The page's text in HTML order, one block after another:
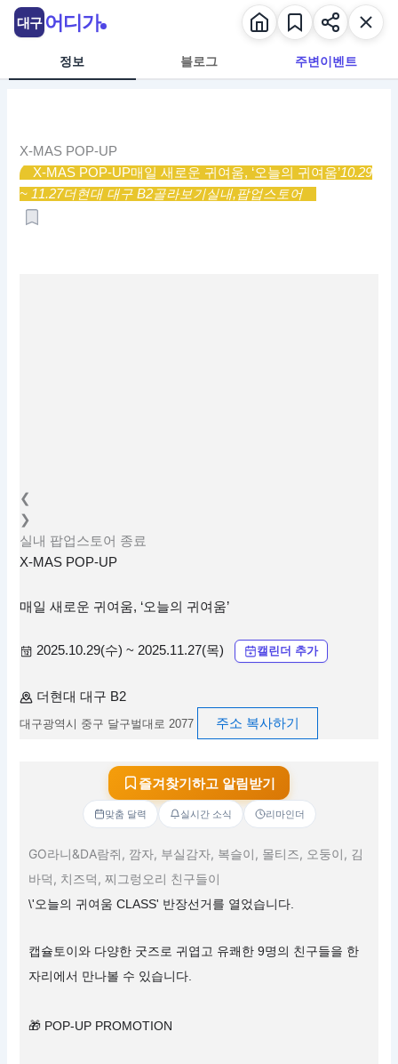
정보 블로그 주변이벤트
X-MAS POP-UP
X-MAS POP-UP매일 새로운 귀여움, ‘오늘의 귀여움’10.29
~ 11.27더현대 대구 B2골라보기실내,팝업스토어
❮
❯
실내 팝업스토어 종료
X-MAS POP-UP
매일 새로운 귀여움, ‘오늘의 귀여움’
2025.10.29(수) ~ 2025.11.27(목) 캘린더 추가
더현대 대구 B2
대구광역시 중구 달구벌대로 2077 주소 복사하기
즐겨찾기하고 알림받기
맞춤 달력 실시간 소식 리마인더
GO라니&DA람쥐, 깜자, 부실감자, 복슬이, 몰티즈, 오둥이, 김
바덕, 치즈덕, 찌그렁오리 친구들이
\'오늘의 귀여움 CLASS' 반장선거를 열었습니다.
캡슐토이와 다양한 굿즈로 귀엽고 유쾌한 9명의 친구들을 한
자리에서 만나볼 수 있습니다.
🎁 POP-UP PROMOTION
대구 어디가